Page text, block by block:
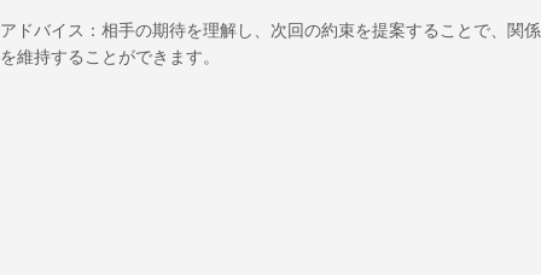
アドバイス：相手の期待を理解し、次回の約束を提案することで、関係
を維持することができます。